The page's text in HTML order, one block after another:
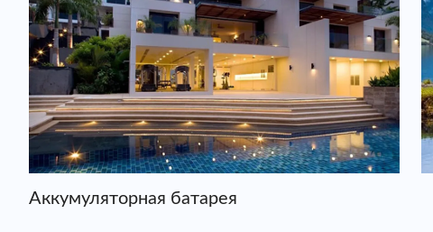
Аккумуляторная батарея